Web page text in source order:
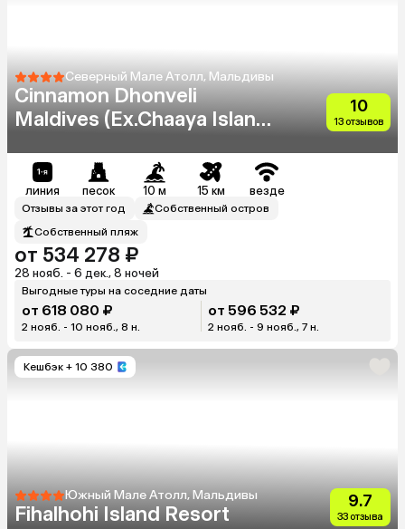
Северный Мале Атолл, Мальдивы
Cinnamon Dhonveli
Maldives (Ex.Chaaya Island
10
13 отзывов
линия песок 10 м 15 км везде
Отзывы за этот год
Собственный остров
Собственный пляж
от 534 278 ₽
28 нояб. - 6 дек., 8 ночей
Выгодные туры на соседние даты
от 618 080 ₽
2 нояб. - 10 нояб., 8 н.
от 596 532 ₽
2 нояб. - 9 нояб., 7 н.
Кешбэк + 10 380
Южный Мале Атолл, Мальдивы
Fihalhohi Island Resort
9.7
33 отзыва